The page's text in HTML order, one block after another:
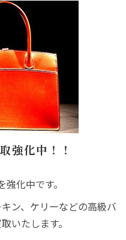
強化中！！
化中です。
ン、ケリーなどの高級バ
いたします。